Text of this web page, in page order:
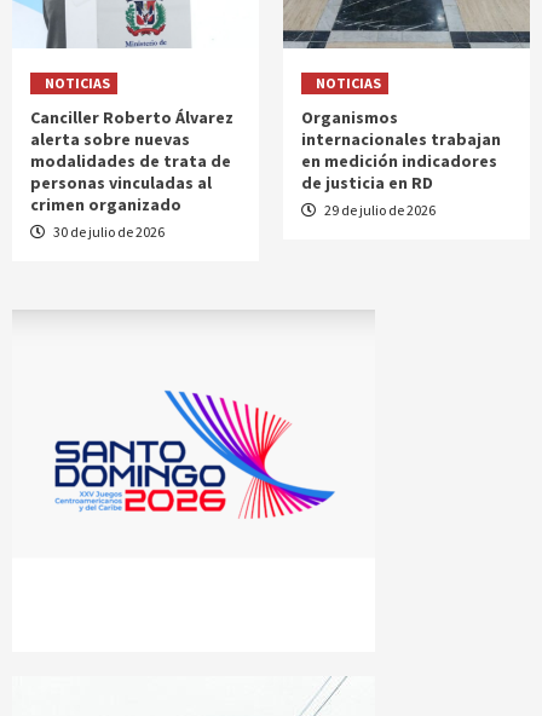
NOTICIAS
Canciller Roberto Álvarez
alerta sobre nuevas
modalidades de trata de
personas vinculadas al
crimen organizado
30 de julio de 2026
NOTICIAS
Organismos
internacionales trabajan
en medición indicadores
de justicia en RD
29 de julio de 2026